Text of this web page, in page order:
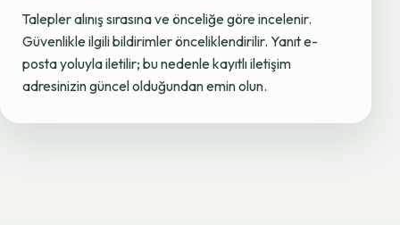
Talepler alınış sırasına ve önceliğe göre incelenir.
Güvenlikle ilgili bildirimler önceliklendirilir. Yanıt e-
posta yoluyla iletilir; bu nedenle kayıtlı iletişim
adresinizin güncel olduğundan emin olun.